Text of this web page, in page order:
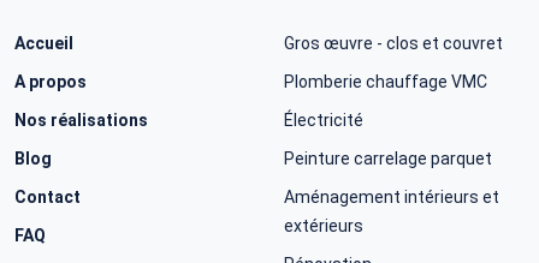
Accueil
A propos
Nos réalisations
Blog
Contact
FAQ
Gros œuvre - clos et couvret
Plomberie chauffage VMC
Électricité
Peinture carrelage parquet
Aménagement intérieurs et
extérieurs